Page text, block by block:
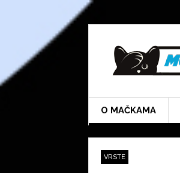
O MAČKAMA
VRSTE